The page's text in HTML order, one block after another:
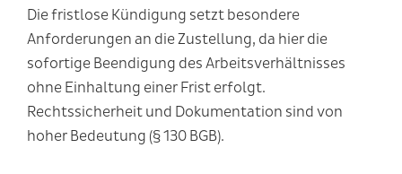
Die fristlose Kündigung setzt besondere
Anforderungen an die Zustellung, da hier die
sofortige Beendigung des Arbeitsverhältnisses
ohne Einhaltung einer Frist erfolgt.
Rechtssicherheit und Dokumentation sind von
hoher Bedeutung (§ 130 BGB).